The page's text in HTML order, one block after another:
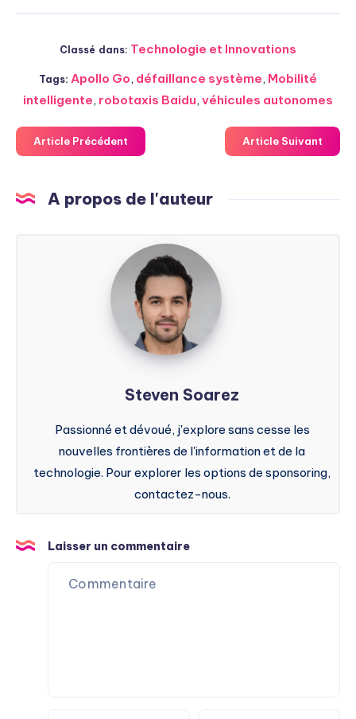
Classé dans: Technologie et Innovations
Tags: Apollo Go, défaillance système, Mobilité
intelligente, robotaxis Baidu, véhicules autonomes
Article Précédent Article Suivant
A propos de l'auteur
Steven
Soarez
Steven Soarez
Passionné et dévoué, j'explore sans cesse les
nouvelles frontières de l'information et de la
technologie. Pour explorer les options de sponsoring,
contactez-nous.
Laisser un commentaire